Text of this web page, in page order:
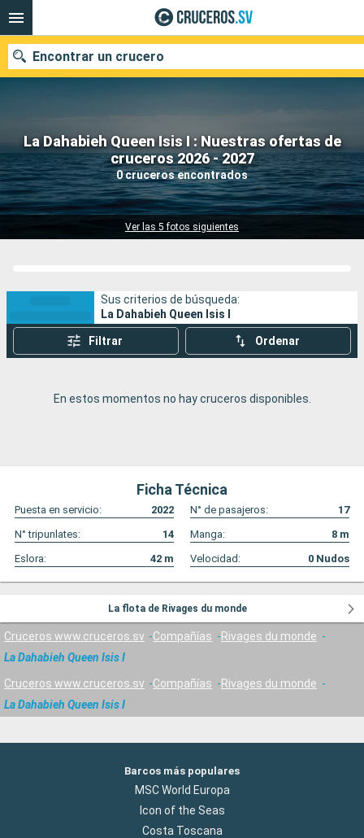
La Dahabieh Queen Isis I : Nuestras ofertas de
cruceros 2026 - 2027
0 cruceros encontrados
Ver las 5 fotos siguientes
Encontrar un crucero
Nuestros destinos
Fecha de salida
Sus criterios de búsqueda:
La Dahabieh Queen Isis I
Filtrar Ordenar
En estos momentos no hay cruceros disponibles.
Ficha Técnica
Puesta en servicio: 2022 N° de pasajeros:
17
N° tripunlates:
14 Manga: 8 m
Eslora:
42 m Velocidad: 0 Nudos
La flota de Rivages du monde
Cruceros www.cruceros.sv Compañías
Rivages du monde
La Dahabieh Queen Isis I
Cruceros www.cruceros.sv Compañías
Rivages du monde
La Dahabieh Queen Isis I
Barcos más populares
MSC World Europa
Icon of the Seas
Costa Toscana